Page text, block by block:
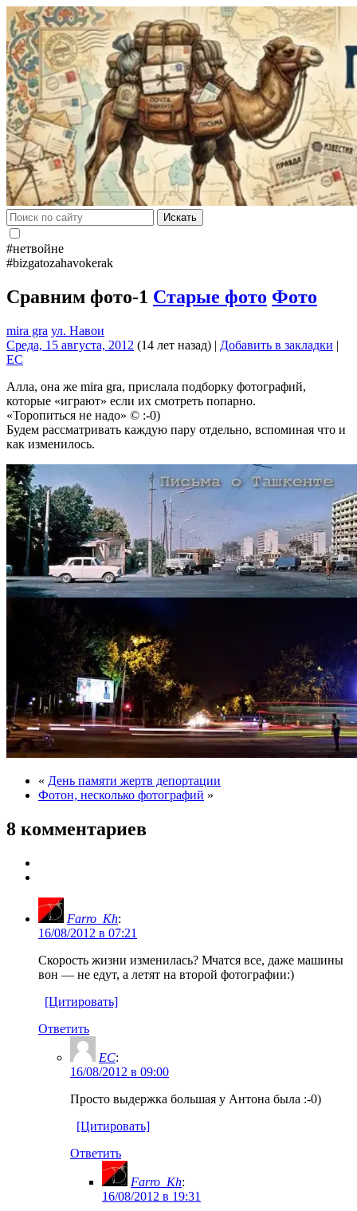
Искать
#нетвойне
#bizgatozahavokerak
Сравним фото-1 Старые фото Фото
mira gra ул. Навои
Среда, 15 августа, 2012 (14 лет назад) | Добавить в закладки |
EC
Алла, она же mira gra, прислала подборку фотографий,
которые «играют» если их смотреть попарно.
«Торопиться не надо» © :-0)
Будем рассматривать каждую пару отдельно, вспоминая что и
как изменилось.
« День памяти жертв депортации
Фотон, несколько фотографий »
8 комментариев
Farro_Kh:
16/08/2012 в 07:21
Скорость жизни изменилась? Мчатся все, даже машины
вон — не едут, а летят на второй фотографии:)
[Цитировать]
Ответить
ЕС:
16/08/2012 в 09:00
Просто выдержка большая у Антона была :-0)
[Цитировать]
Ответить
Farro_Kh:
16/08/2012 в 19:31